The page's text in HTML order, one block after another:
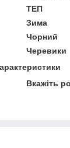
ТЕП
Зима
Чорний
Черевики
Вкажіть